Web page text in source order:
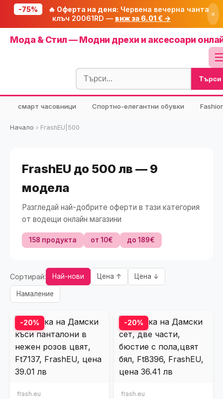
-75% 🔥 Оферта на деня: Червена вечерна чанта
клъч 20061RD — виж за 6.01 € → ×
Мода & Стил — Модни дрехи и аксесоари
Начало
🔥 Намаления
🧮 Калкулатори Търси
смарт часовници Спортно-елегантни обувки
Начало › FrashEU|500
FrashEU до 500 лв — 9
модела
Разгледай най-добрите оферти в тази категория
от водещи онлайн магазини
158 продукта от 10€ до 189€
Сортирай: Най-нови Цена ↑ Цена ↓
Намаление
-20%
frash.eu
-20%
frash.eu